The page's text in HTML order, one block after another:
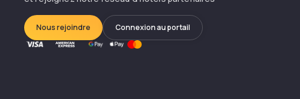
Nous rejoindre Connexion au portail